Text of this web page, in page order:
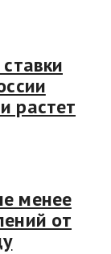
растет
менее
от